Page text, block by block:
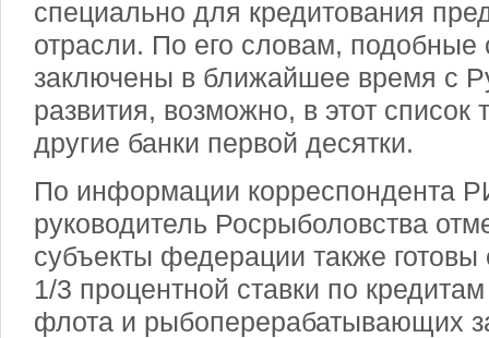
специально для кредитования
отрасли. По его словам, подобные
заключены в ближайшее время с
развития, возможно, в этот список
другие банки первой десятки.
По информации корреспондента
руководитель Росрыболовства
субъекты федерации также
1/3 процентной ставки по
флота и рыбоперерабатывающих